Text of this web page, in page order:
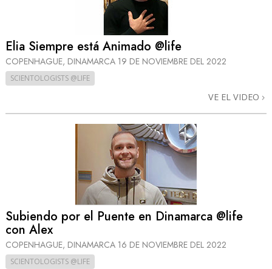
Elia Siempre está Animado @life
COPENHAGUE, DINAMARCA 19 DE NOVIEMBRE DEL 2022
SCIENTOLOGISTS @LIFE
VE EL VIDEO
Subiendo por el Puente en Dinamarca @life
con Alex
COPENHAGUE, DINAMARCA 16 DE NOVIEMBRE DEL 2022
SCIENTOLOGISTS @LIFE